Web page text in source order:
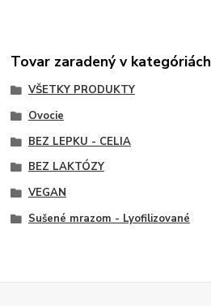
Tovar zaradený v kategóriách
VŠETKY PRODUKTY
Ovocie
BEZ LEPKU - CELIA
BEZ LAKTÓZY
VEGAN
Sušené mrazom - Lyofilizované